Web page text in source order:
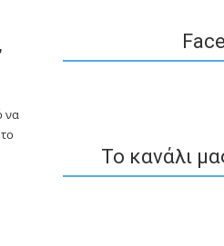
να
To κανάλι